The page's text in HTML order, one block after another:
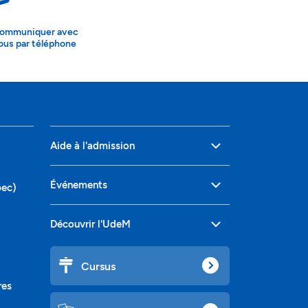
avec
par téléphone
Aide à l'admission
Événements
Découvrir l'UdeM
Cursus